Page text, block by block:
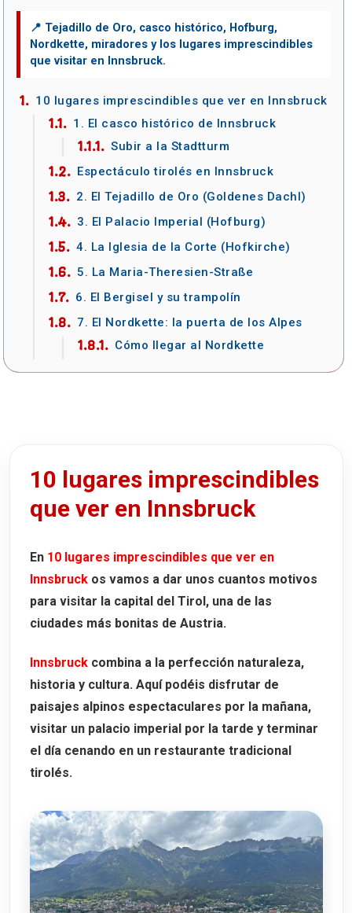
10 lugares imprescindibles que ver en Innsbruck
1. El casco histórico de Innsbruck
Subir a la Stadtturm
Espectáculo tirolés en Innsbruck
2. El Tejadillo de Oro (Goldenes Dachl)
3. El Palacio Imperial (Hofburg)
4. La Iglesia de la Corte (Hofkirche)
5. La Maria-Theresien-Straße
6. El Bergisel y su trampolín
7. El Nordkette: la puerta de los Alpes
Cómo llegar al Nordkette
Qué hacer en el Nordkette
Jardines, nube de cristal y zona
infantil
Cómo llegar desde Innsbruck
Dónde comer en Innsbruck
1. Stiftskeller
2. Restaurante Goldener Adler
Dónde alojarse en Innsbruck
10 lugares imprescindibles
que ver en Innsbruck
En 10 lugares imprescindibles que ver en
Innsbruck os vamos a dar unos cuantos motivos
para visitar la capital del Tirol, una de las
ciudades más bonitas de Austria.
Innsbruck combina a la perfección naturaleza,
historia y cultura. Aquí podéis disfrutar de
paisajes alpinos espectaculares por la mañana,
visitar un palacio imperial por la tarde y terminar
el día cenando en un restaurante tradicional
tirolés.